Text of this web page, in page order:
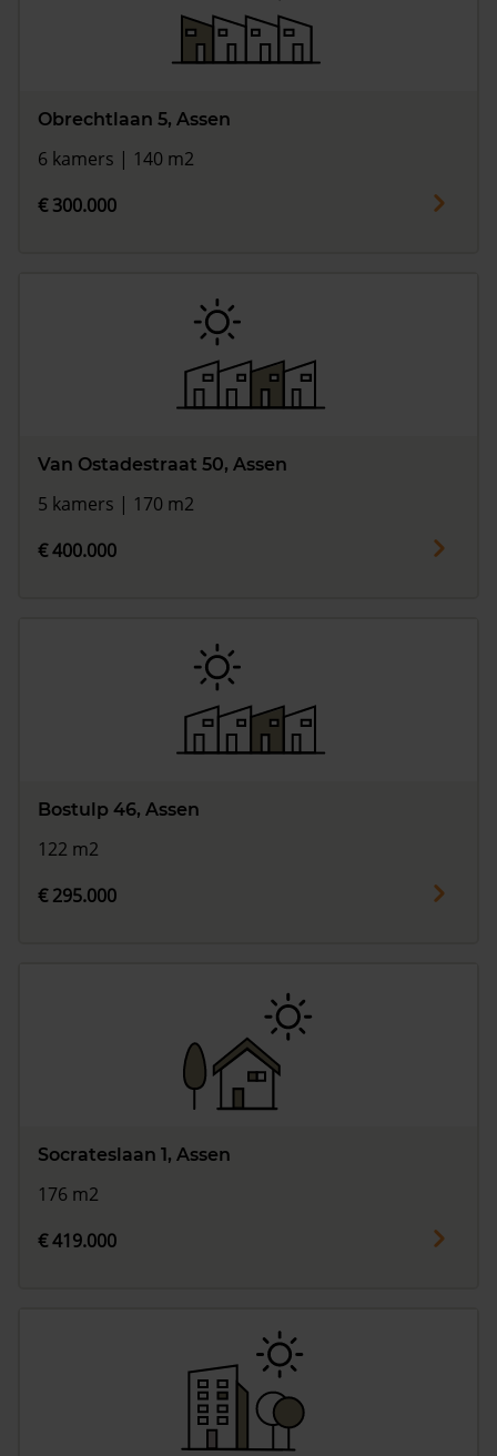
Obrechtlaan 5, Assen
6 kamers | 140 m2
€ 300.000
Van Ostadestraat 50, Assen
5 kamers | 170 m2
€ 400.000
Bostulp 46, Assen
122 m2
€ 295.000
Socrateslaan 1, Assen
176 m2
€ 419.000